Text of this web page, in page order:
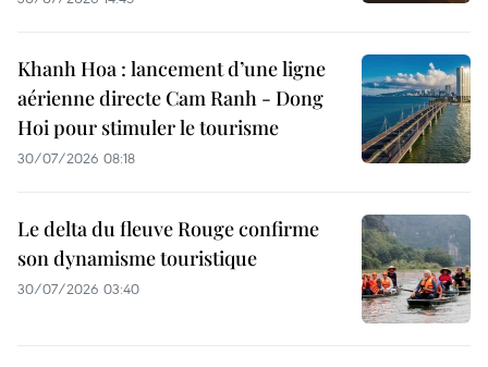
Khanh Hoa : lancement d’une ligne
aérienne directe Cam Ranh - Dong
Hoi pour stimuler le tourisme
30/07/2026 08:18
Le delta du fleuve Rouge confirme
son dynamisme touristique
30/07/2026 03:40